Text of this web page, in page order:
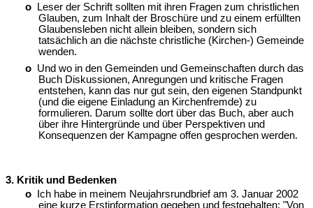
o Leser der Schrift sollten mit ihren Fragen zum christlichen
Glauben, zum Inhalt der Broschüre und zu einem erfüllten
Glaubensleben nicht allein bleiben, sondern sich
tatsächlich an die nächste christliche (Kirchen-) Gemeinde
wenden.
o Und wo in den Gemeinden und Gemeinschaften durch das
Buch Diskussionen, Anregungen und kritische Fragen
entstehen, kann das nur gut sein, den eigenen Standpunkt
(und die eigene Einladung an Kirchenfremde) zu
formulieren. Darum sollte dort über das Buch, aber auch
über ihre Hintergründe und über Perspektiven und
Konsequenzen der Kampagne offen gesprochen werden.
3. Kritik und Bedenken
o Ich habe in meinem Neujahrsrundbrief am 3. Januar 2002
eine kurze Erstinformation gegeben und festgehalten: "Von